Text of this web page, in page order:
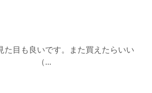
目も良いです。また買えたらいい
...